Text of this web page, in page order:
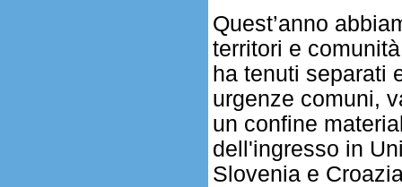
Quest’anno
territori e
ha tenuti separati
urgenze comuni,
un confine
dell'ingresso in
Slovenia e